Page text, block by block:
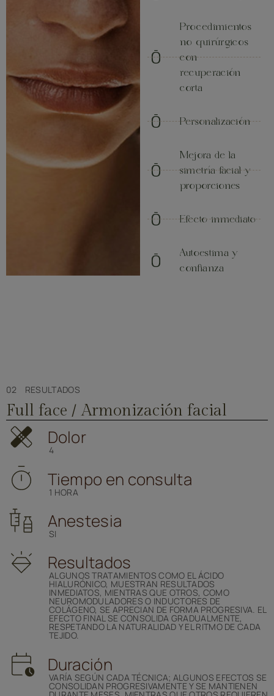
Procedimientos
no quirúrgicos
con
recuperación
corta
Personalización
Mejora de la
simetría facial y
proporciones
Efecto inmediato
Autoestima y
confianza
02 RESULTADOS
Full face / Armonización facial
Dolor
4
Tiempo en consulta
1 HORA
Anestesia
SI
Resultados
ALGUNOS TRATAMIENTOS COMO EL ÁCIDO
HIALURÓNICO, MUESTRAN RESULTADOS
INMEDIATOS, MIENTRAS QUE OTROS, COMO
NEUROMODULADORES O INDUCTORES DE
COLÁGENO, SE APRECIAN DE FORMA PROGRESIVA. EL
EFECTO FINAL SE CONSOLIDA GRADUALMENTE,
RESPETANDO LA NATURALIDAD Y EL RITMO DE CADA
TEJIDO.
Duración
VARÍA SEGÚN CADA TÉCNICA; ALGUNOS EFECTOS SE
CONSOLIDAN PROGRESIVAMENTE Y SE MANTIENEN